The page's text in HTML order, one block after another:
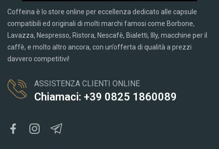
Coffeina è lo store online per eccellenza dedicato alle capsule
compatibili ed originali di molti marchi famosi come Borbone,
Lavazza, Nespresso, Ristora, Nescafè, Bialetti, Illy, macchine per il
caffè, e molto altro ancora, con un’offerta di qualità a prezzi
davvero competitivi!
ASSISTENZA CLIENTI ONLINE
Chiamaci: +39 0825 1860089